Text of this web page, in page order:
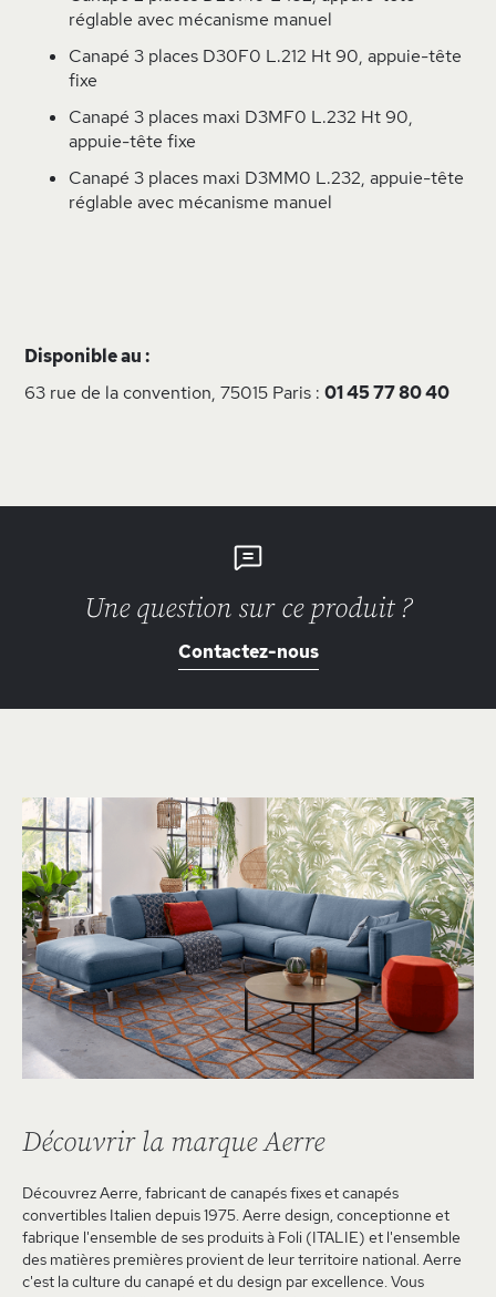
réglable avec mécanisme manuel
Canapé 3 places D30F0 L.212 Ht 90, appuie-tête
fixe
Canapé 3 places maxi D3MF0 L.232 Ht 90,
appuie-tête fixe
Canapé 3 places maxi D3MM0 L.232, appuie-tête
réglable avec mécanisme manuel
Disponible au :
63 rue de la convention, 75015 Paris : 01 45 77 80 40
Une question sur ce produit ?
Contactez-nous
Découvrir la marque Aerre
Découvrez Aerre, fabricant de canapés fixes et canapés
convertibles Italien depuis 1975. Aerre design, conceptionne et
fabrique l'ensemble de ses produits à Foli (ITALIE) et l'ensemble
des matières premières provient de leur territoire national. Aerre
c'est la culture du canapé et du design par excellence. Vous